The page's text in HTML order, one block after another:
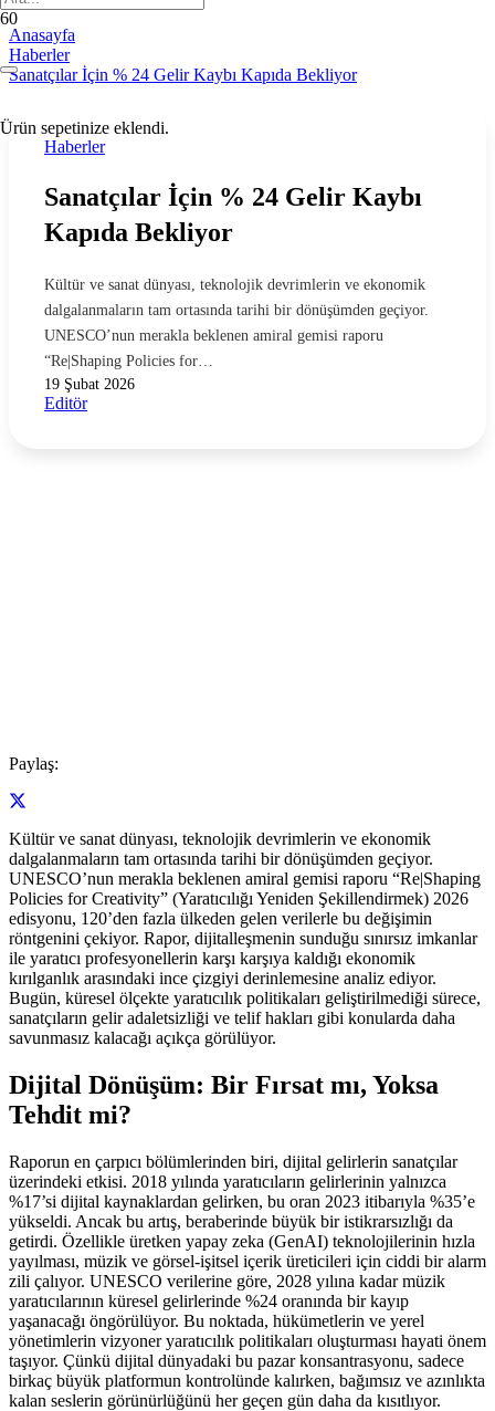
Ürün sepetinize eklendi.
Anasayfa
Haberler
Sanatçılar İçin % 24 Gelir Kaybı Kapıda Bekliyor
Haberler
Sanatçılar İçin % 24 Gelir Kaybı
Kapıda Bekliyor
Kültür ve sanat dünyası, teknolojik devrimlerin ve ekonomik
dalgalanmaların tam ortasında tarihi bir dönüşümden geçiyor.
UNESCO’nun merakla beklenen amiral gemisi raporu
“Re|Shaping Policies for…
19 Şubat 2026
Editör
Paylaş:
Kültür ve sanat dünyası, teknolojik devrimlerin ve ekonomik
dalgalanmaların tam ortasında tarihi bir dönüşümden geçiyor.
UNESCO’nun merakla beklenen amiral gemisi raporu “Re|Shaping
Policies for Creativity” (Yaratıcılığı Yeniden Şekillendirmek) 2026
edisyonu, 120’den fazla ülkeden gelen verilerle bu değişimin
röntgenini çekiyor. Rapor, dijitalleşmenin sunduğu sınırsız imkanlar
ile yaratıcı profesyonellerin karşı karşıya kaldığı ekonomik
kırılganlık arasındaki ince çizgiyi derinlemesine analiz ediyor.
Bugün, küresel ölçekte yaratıcılık politikaları geliştirilmediği sürece,
sanatçıların gelir adaletsizliği ve telif hakları gibi konularda daha
savunmasız kalacağı açıkça görülüyor.
Dijital Dönüşüm: Bir Fırsat mı, Yoksa
Tehdit mi?
Raporun en çarpıcı bölümlerinden biri, dijital gelirlerin sanatçılar
üzerindeki etkisi. 2018 yılında yaratıcıların gelirlerinin yalnızca
%17’si dijital kaynaklardan gelirken, bu oran 2023 itibarıyla %35’e
yükseldi. Ancak bu artış, beraberinde büyük bir istikrarsızlığı da
getirdi. Özellikle üretken yapay zeka (GenAI) teknolojilerinin hızla
yayılması, müzik ve görsel-işitsel içerik üreticileri için ciddi bir alarm
zili çalıyor. UNESCO verilerine göre, 2028 yılına kadar müzik
yaratıcılarının küresel gelirlerinde %24 oranında bir kayıp
yaşanacağı öngörülüyor. Bu noktada, hükümetlerin ve yerel
yönetimlerin vizyoner yaratıcılık politikaları oluşturması hayati önem
taşıyor. Çünkü dijital dünyadaki bu pazar konsantrasyonu, sadece
birkaç büyük platformun kontrolünde kalırken, bağımsız ve azınlıkta
kalan seslerin görünürlüğünü her geçen gün daha da kısıtlıyor.